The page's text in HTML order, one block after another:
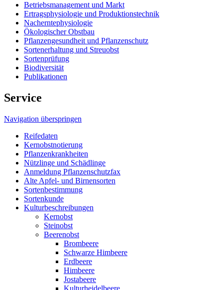
Betriebsmanagement und Markt
Ertragsphysiologie und Produktionstechnik
Nacherntephysiologie
Ökologischer Obstbau
Pflanzengesundheit und Pflanzenschutz
Sortenerhaltung und Streuobst
Sortenprüfung
Biodiversität
Publikationen
Service
Navigation überspringen
Reifedaten
Kernobstnotierung
Pflanzenkrankheiten
Nützlinge und Schädlinge
Anmeldung Pflanzenschutzfax
Alte Apfel- und Birnensorten
Sortenbestimmung
Sortenkunde
Kulturbeschreibungen
Kernobst
Steinobst
Beerenobst
Brombeere
Schwarze Himbeere
Erdbeere
Himbeere
Jostabeere